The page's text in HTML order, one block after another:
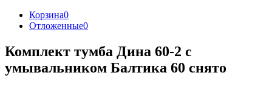
Корзина0
Отложенные0
Комплект тумба Дина 60-2 с
умывальником Балтика 60 снято